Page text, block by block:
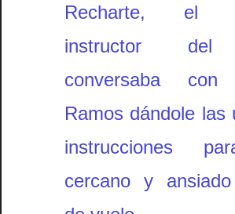
Recharte, el
instructor del
conversaba con
Ramos dándole las
instrucciones
cercano y